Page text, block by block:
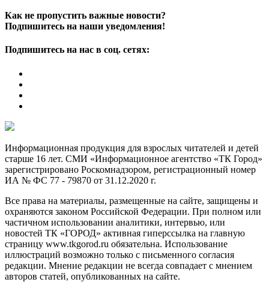
Как не пропустить важные новости?
Подпишитесь на наши уведомления!
Подпишитесь на нас в соц. сетях:
Информационная продукция для взрослых читателей и детей
старше 16 лет. СМИ «Информационное агентство «ТК Город»
зарегистрировано Роскомнадзором, регистрационный номер
ИА № ФС 77 - 79870 от 31.12.2020 г.
Все права на материалы, размещенные на сайте, защищены и
охраняются законом Российской Федерации. При полном или
частичном использовании аналитики, интервью, или
новостей ТК «ГОРОД» активная гиперссылка на главную
страницу www.tkgorod.ru обязательна. Использование
иллюстраций возможно только с письменного согласия
редакции. Мнение редакции не всегда совпадает с мнением
авторов статей, опубликованных на сайте.